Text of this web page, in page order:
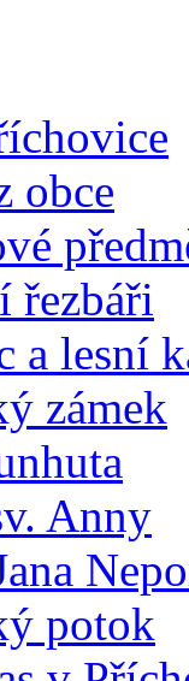
obce
řezbáři
a lesní
zámek
Anny
potok